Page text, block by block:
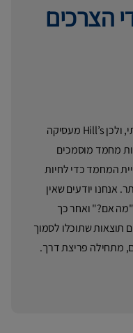
הצרכים
חדשנות אמיתית היא דבר משמעותי, ולכן Hill’s מעסיקה
מחמד מוסמכים
כדי לחיות
יודעים שאין
ואחר כך
שתוכלו לסמוך
פריצת דרך.